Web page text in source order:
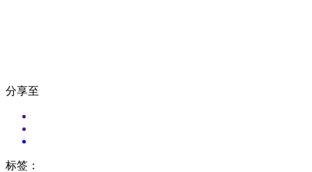
分享至
标签：